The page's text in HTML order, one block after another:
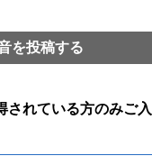
を投稿する
れている方のみご入